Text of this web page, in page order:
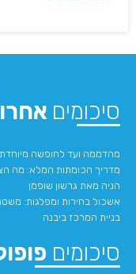
סיכומים
מהדממה ועד לחופשה
מדריך הכומתות המלא: מה
הניה מאת גרשון שופמן
אשכול בחירות ומפלגות:
בניית המרכז ביבנה
סיכומים